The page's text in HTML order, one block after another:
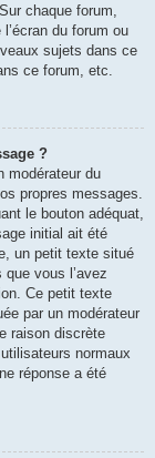
chaque forum,
du forum ou
sujets dans ce
ce forum, etc.
?
modérateur du
propres messages.
le bouton adéquat,
initial ait été
un petit texte situé
vous l’avez
Ce petit texte
par un modérateur
raison discrète
normaux
réponse a été